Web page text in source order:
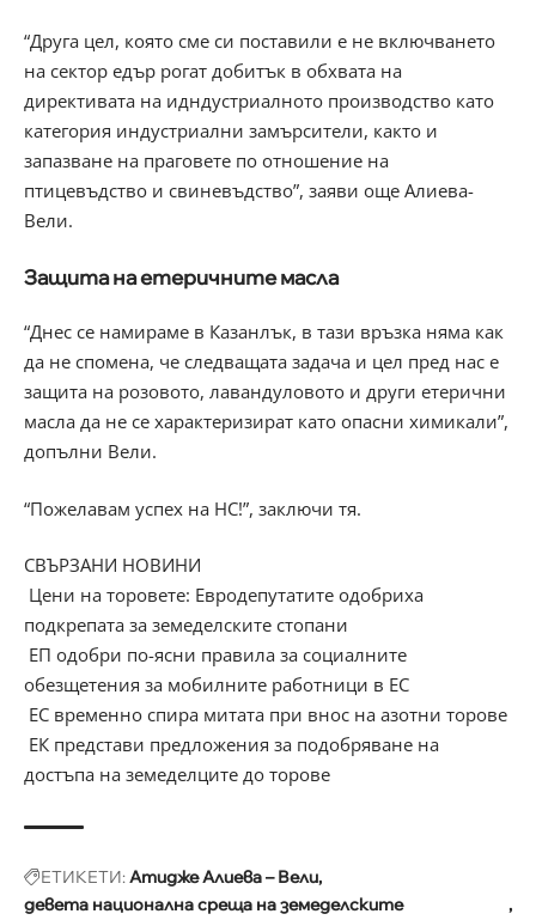
“Друга цел, която сме си поставили е не включването
на сектор едър рогат добитък в обхвата на
директивата на идндустриалното производство като
категория индустриални замърсители, както и
запазване на праговете по отношение на
птицевъдство и свиневъдство”, заяви още Алиева-
Вели.
Защита на етеричните масла
“Днес се намираме в Казанлък, в тази връзка няма как
да не спомена, че следващата задача и цел пред нас е
защита на розовото, лавандуловото и други етерични
масла да не се характеризират като опасни химикали”,
допълни Вели.
“Пожелавам успех на НС!”, заключи тя.
СВЪРЗАНИ НОВИНИ
Цени на торовете: Евродепутатите одобриха
подкрепата за земеделските стопани
ЕП одобри по-ясни правила за социалните
обезщетения за мобилните работници в ЕС
ЕС временно спира митата при внос на азотни торове
ЕК представи предложения за подобряване на
достъпа на земеделците до торове
ЕТИКЕТИ:Атидже Алиева – Вели
девета национална среща на земеделските